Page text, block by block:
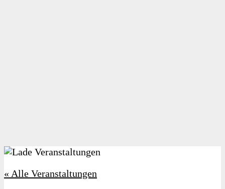
« Alle Veranstaltungen